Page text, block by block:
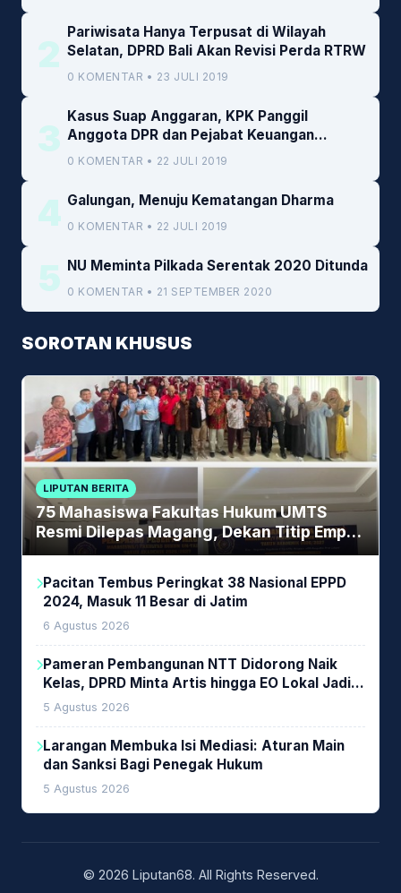
2
Pariwisata Hanya Terpusat di Wilayah
Selatan, DPRD Bali Akan Revisi Perda RTRW
0 KOMENTAR • 23 JULI 2019
3
Kasus Suap Anggaran, KPK Panggil
Anggota DPR dan Pejabat Keuangan
Kemenkeu
0 KOMENTAR • 22 JULI 2019
4 Galungan, Menuju Kematangan Dharma
0 KOMENTAR • 22 JULI 2019
5 NU Meminta Pilkada Serentak 2020 Ditunda
0 KOMENTAR • 21 SEPTEMBER 2020
SOROTAN KHUSUS
LIPUTAN BERITA
75 Mahasiswa Fakultas Hukum UMTS
Resmi Dilepas Magang, Dekan Titip Empat
Pesan Penting
Pacitan Tembus Peringkat 38 Nasional EPPD
2024, Masuk 11 Besar di Jatim
6 Agustus 2026
Pameran Pembangunan NTT Didorong Naik
Kelas, DPRD Minta Artis hingga EO Lokal Jadi
Prioritas
5 Agustus 2026
Larangan Membuka Isi Mediasi: Aturan Main
dan Sanksi Bagi Penegak Hukum
5 Agustus 2026
© 2026 Liputan68. All Rights Reserved.